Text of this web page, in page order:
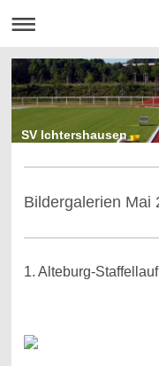
SV
Bildergalerien Mai
1. Alteburg-